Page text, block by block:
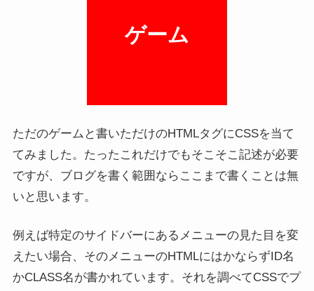
ゲーム
ただのゲームと書いただけのHTMLタグにCSSを当て
てみました。たったこれだけでもそこそこ記述が必要
ですが、ブログを書く範囲ならここまで書くことは無
いと思います。
例えば特定のサイドバーにあるメニューの見た目を変
えたい場合、そのメニューのHTMLにはかならずID名
かCLASS名が書かれています。それを調べてCSSでプ